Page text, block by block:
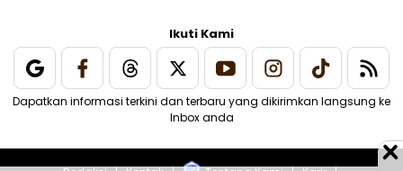
Ikuti Kami
Dapatkan informasi terkini dan terbaru yang dikirimkan langsung ke
Inbox anda